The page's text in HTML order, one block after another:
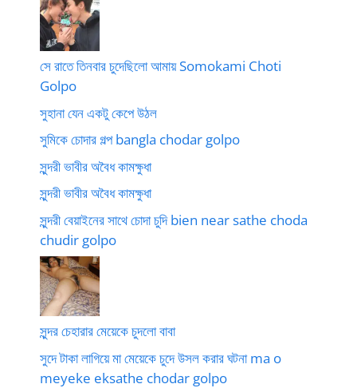
সে রাতে তিনবার চুদেছিলো আমায় Somokami Choti
Golpo
সুহানা যেন একটু কেপে উঠল
সুমিকে চোদার গল্প bangla chodar golpo
সুন্দরী ভাবীর অবৈধ কামক্ষুধা
সুন্দরী ভাবীর অবৈধ কামক্ষুধা
সুন্দরী বেয়াইনের সাথে চোদা চুদি bien near sathe choda
chudir golpo
সুন্দর চেহারার মেয়েকে চুদলো বাবা
সুদে টাকা লাগিয়ে মা মেয়েকে চুদে উসল করার ঘটনা ma o
meyeke eksathe chodar golpo